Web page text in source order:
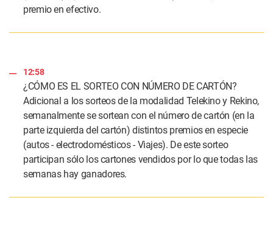
premio en efectivo.
12:58
¿CÓMO ES EL SORTEO CON NÚMERO DE CARTÓN?
Adicional a los sorteos de la modalidad Telekino y Rekino,
semanalmente se sortean con el número de cartón (en la
parte izquierda del cartón) distintos premios en especie
(autos - electrodomésticos - Viajes). De este sorteo
participan sólo los cartones vendidos por lo que todas las
semanas hay ganadores.